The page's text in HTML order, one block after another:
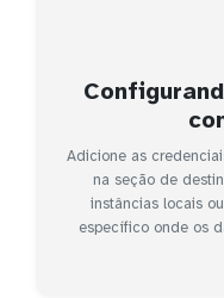
Adicione as
na seção de
instâncias locais
específico onde os